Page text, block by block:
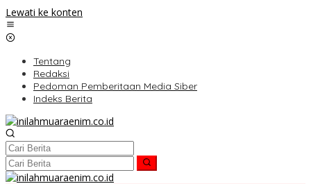
Lewati ke konten
Tentang
Redaksi
Pedoman Pemberitaan Media Siber
Indeks Berita